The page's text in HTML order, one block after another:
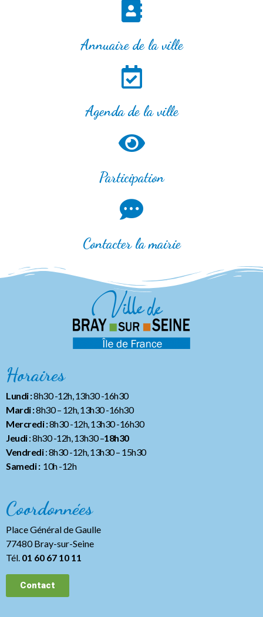
Annuaire de la ville
Agenda de la ville
Participation
Contacter la mairie
Horaires
Lundi :8h30 -12h, 13h30 -16h30
Mardi :8h30 – 12h, 13h30 -16h30
Mercredi :8h30 -12h, 13h30 -16h30
Jeudi: 8h30 -12h, 13h30 –18h30
Vendredi: 8h30 -12h, 13h30– 15h30
Samedi :10h -12h
Coordonnées
Place Général de Gaulle
77480 Bray-sur-Seine
Tél. 01 60 67 10 11
Contact